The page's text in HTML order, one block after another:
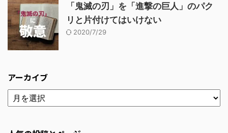
「鬼滅の刃」を「進撃の巨人」のパク
リと片付けてはいけない
2020/7/29
アーカイブ